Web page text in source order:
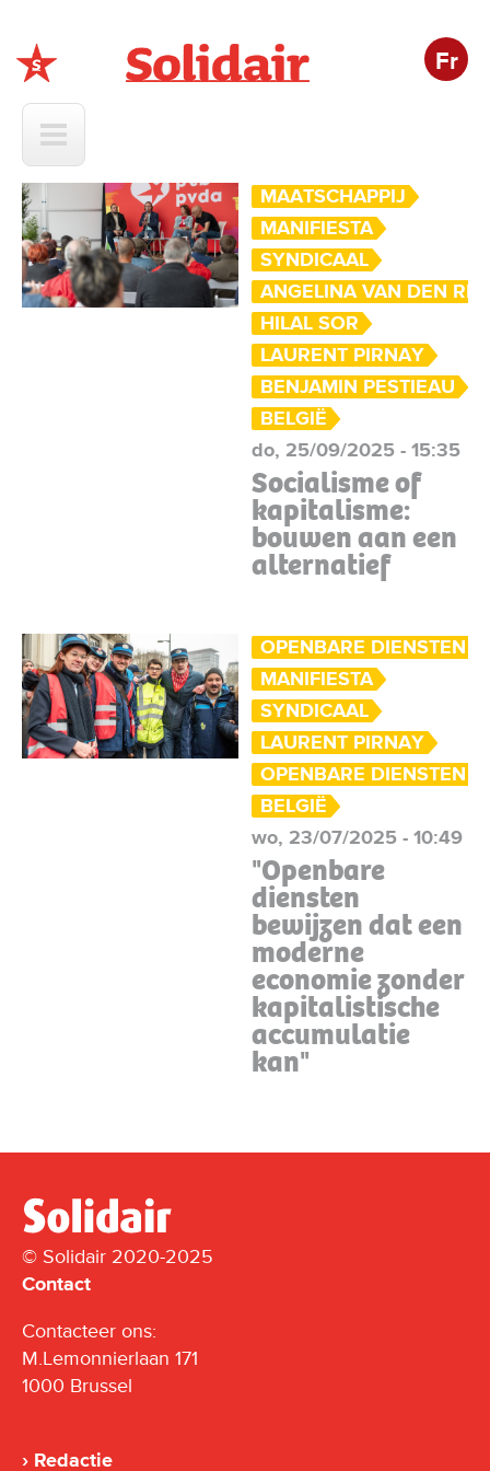
Fr
MAATSCHAPPIJ
MANIFIESTA
SYNDICAAL
ANGELINA VAN DEN
HILAL SOR
LAURENT PIRNAY
BENJAMIN PESTIEAU
BELGIË
do, 25/09/2025 - 15:35
Socialisme of
kapitalisme:
bouwen aan een
alternatief
OPENBARE DIENSTEN
MANIFIESTA
SYNDICAAL
LAURENT PIRNAY
OPENBARE DIENSTEN
BELGIË
wo, 23/07/2025 - 10:49
"Openbare
diensten
bewijzen dat een
moderne
economie zonder
kapitalistische
accumulatie
kan"
© Solidair 2020-2025
Contact
Contacteer ons:
M.Lemonnierlaan 171
1000 Brussel
Redactie